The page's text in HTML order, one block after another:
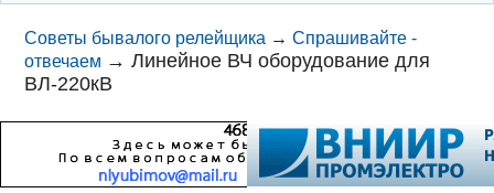
Советы бывалого релейщика →Спрашивайте -
отвечаем →Линейное ВЧ оборудование для
ВЛ-220кВ